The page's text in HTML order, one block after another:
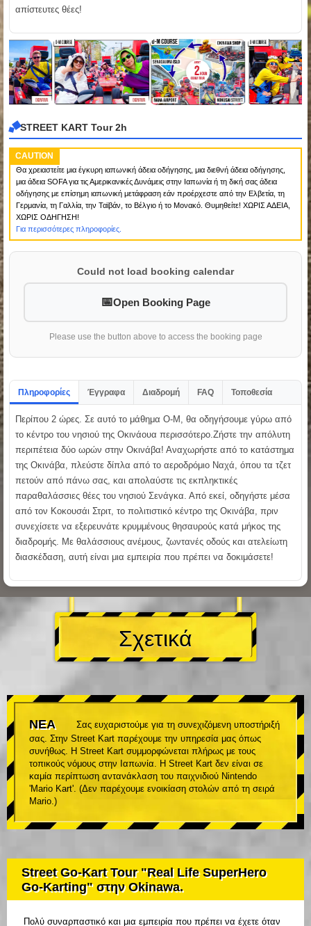
απίστευτες θέες!
STREET KART Tour 2h
CAUTION
Θα χρειαστείτε μια έγκυρη ιαπωνική άδεια οδήγησης, μια διεθνή άδεια οδήγησης,
μια άδεια SOFA για τις Αμερικανικές Δυνάμεις στην Ιαπωνία ή τη δική σας άδεια
οδήγησης με επίσημη ιαπωνική μετάφραση εάν προέρχεστε από την Ελβετία, τη
Γερμανία, τη Γαλλία, την Ταϊβάν, το Βέλγιο ή το Μονακό. Θυμηθείτε! ΧΩΡΙΣ ΑΔΕΙΑ,
ΧΩΡΙΣ ΟΔΗΓΗΣΗ!
Για περισσότερες πληροφορίες.
Could not load booking calendar
Open Booking Page
Please use the button above to access the booking page
Πληροφορίες Έγγραφα Διαδρομή FAQ Τοποθεσία
Περίπου 2 ώρες. Σε αυτό το μάθημα O-M, θα οδηγήσουμε γύρω από
το κέντρο του νησιού της Οκινάουα περισσότερο.Ζήστε την απόλυτη
περιπέτεια δύο ωρών στην Οκινάβα! Αναχωρήστε από το κατάστημα
της Οκινάβα, πλεύστε δίπλα από το αεροδρόμιο Ναχά, όπου τα τζετ
πετούν από πάνω σας, και απολαύστε τις εκπληκτικές
παραθαλάσσιες θέες του νησιού Σενάγκα. Από εκεί, οδηγήστε μέσα
από τον Κοκουσάι Στριτ, το πολιτιστικό κέντρο της Οκινάβα, πριν
συνεχίσετε να εξερευνάτε κρυμμένους θησαυρούς κατά μήκος της
διαδρομής. Με θαλάσσιους ανέμους, ζωντανές οδούς και ατελείωτη
διασκέδαση, αυτή είναι μια εμπειρία που πρέπει να δοκιμάσετε!
Σχετικά
ΝΕΑ
Σας ευχαριστούμε για τη συνεχιζόμενη υποστήριξή
σας. Στην Street Kart παρέχουμε την υπηρεσία μας όπως
συνήθως. Η Street Kart συμμορφώνεται πλήρως με τους
τοπικούς νόμους στην Ιαπωνία. Η Street Kart δεν είναι σε
καμία περίπτωση αντανάκλαση του παιχνιδιού Nintendo
'Mario Kart'. (Δεν παρέχουμε ενοικίαση στολών από τη σειρά
Mario.)
Street Go-Kart Tour "Real Life SuperHero
Go-Karting" στην Okinawa.
Πολύ συναρπαστικό και μια εμπειρία που πρέπει να έχετε όταν